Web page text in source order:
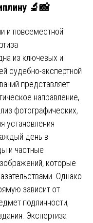
🔬📸
и повсеместной
из ключевых и
судебно-экспертной
представляет
направление,
фотографических,
установления
день в
и частные
которые
Однако
зависит от
подлинности,
Экспертиза